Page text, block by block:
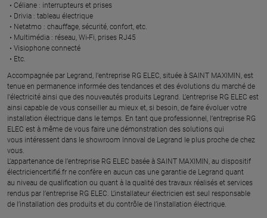
Céliane : interrupteurs et prises ​
Drivia : tableau électrique ​
Netatmo : chauffage, sécurité, confort, etc.​
Multimédia : réseau, Wi-Fi, prises RJ45​
Visiophone connecté​
Etc.​
​Accompagnée par Legrand, l’entreprise RG ELEC, située à SAINT MAXIMIN, est
tenue en permanence informée des tendances et des évolutions du marché de
l'électricité ainsi que des nouveautés produits Legrand. L’entreprise RG ELEC est
ainsi capable de vous conseiller au mieux et, si besoin, de faire évoluer votre
installation électrique dans le temps. En tant que professionnel, l’entreprise RG
ELEC est à même de vous faire une démonstration des solutions qui
vous intéressent dans le showroom Innoval de Legrand le plus proche de chez
vous.​
L’appartenance de l’entreprise RG ELEC basée à SAINT MAXIMIN, au dispositif
électriciencertifié.fr ne confère en aucun cas une garantie de Legrand quant
au niveau de qualification ou quant à la qualité des travaux réalisés et services
rendus par l’entreprise RG ELEC. L’installateur électricien est seul responsable
de l’installation des produits et du contrôle de l’installation électrique.